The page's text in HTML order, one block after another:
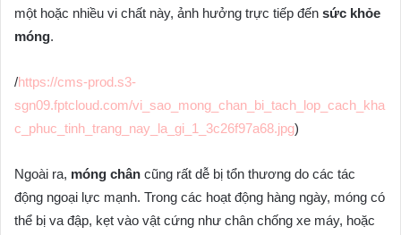
một hoặc nhiều vi chất này, ảnh hưởng trực tiếp đến sức khỏe
móng.
/https://cms-prod.s3-
sgn09.fptcloud.com/vi_sao_mong_chan_bi_tach_lop_cach_kha
c_phuc_tinh_trang_nay_la_gi_1_3c26f97a68.jpg)
Ngoài ra, móng chân cũng rất dễ bị tổn thương do các tác
động ngoại lực mạnh. Trong các hoạt động hàng ngày, móng có
thể bị va đập, kẹt vào vật cứng như chân chống xe máy, hoặc